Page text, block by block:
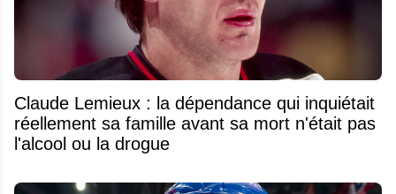
Claude Lemieux : la dépendance qui inquiétait
réellement sa famille avant sa mort n'était pas
l'alcool ou la drogue